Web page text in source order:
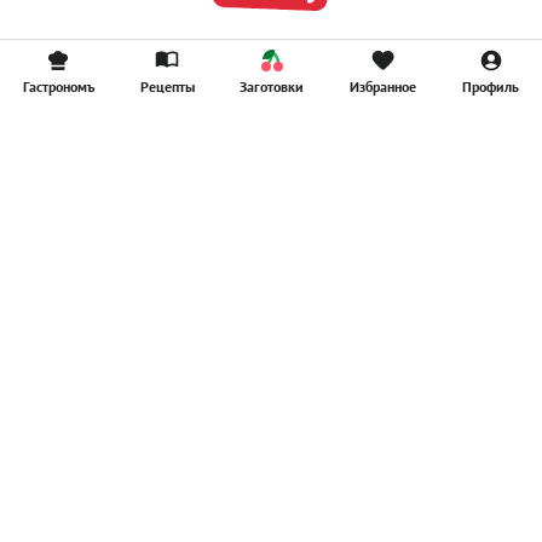
Гастрономъ Рецепты Заготовки Избранное Профиль